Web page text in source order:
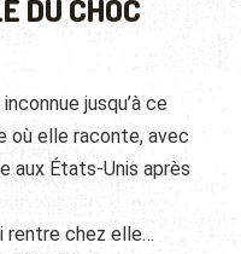
DU CHOC
jusqu’à ce
où elle raconte, avec
aux États-Unis après
rentre chez elle…